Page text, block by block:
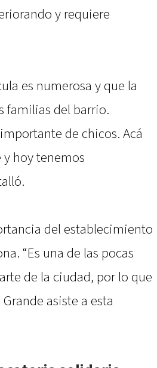
y requiere
es numerosa y que la
familias del barrio.
de chicos. Acá
hoy tenemos
del establecimiento
“Es una de las pocas
de la ciudad, por lo que
asiste a esta